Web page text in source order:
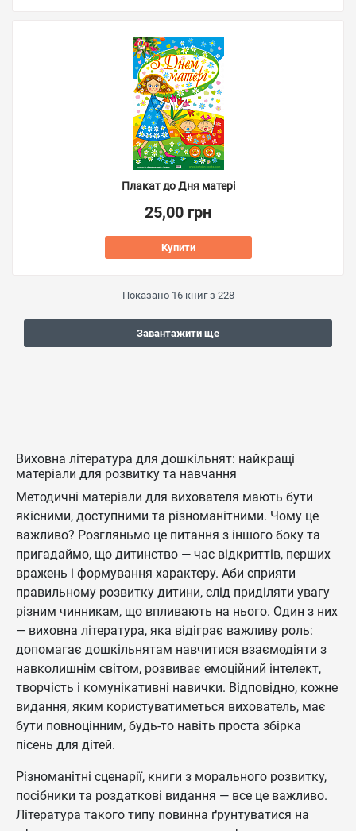
Плакат до Дня матері
25,00 грн
Купити
Показано 16книг з 228
Завантажити ще
Виховна література для дошкільнят: найкращі
матеріали для розвитку та навчання
Методичні матеріали для вихователя мають бути
якісними, доступними та різноманітними. Чому це
важливо? Розгляньмо це питання з іншого боку та
пригадаймо, що дитинство — час відкриттів, перших
вражень і формування характеру. Аби сприяти
правильному розвитку дитини, слід приділяти увагу
різним чинникам, що впливають на нього. Один з них
— виховна література, яка відіграє важливу роль:
допомагає дошкільнятам навчитися взаємодіяти з
навколишнім світом, розвиває емоційний інтелект,
творчість і комунікативні навички. Відповідно, кожне
видання, яким користуватиметься вихователь, має
бути повноцінним, будь-то навіть проста збірка
пісень для дітей.
Різноманітні сценарії, книги з морального розвитку,
посібники та роздаткові видання — все це важливо.
Література такого типу повинна ґрунтуватися на